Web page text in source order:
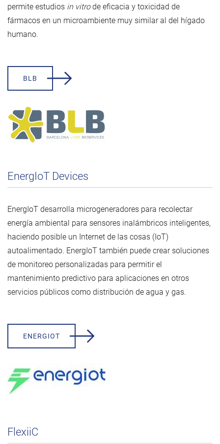
permite estudios in vitrode eficacia y toxicidad de
fármacos en un microambiente muy similar al del hígado
humano.
BLB
EnergIoT Devices
EnergIoT desarrolla microgeneradores para recolectar
energía ambiental para sensores inalámbricos inteligentes,
haciendo posible un Internet de las cosas (IoT)
autoalimentado. EnergIoT también puede crear soluciones
de monitoreo personalizadas para permitir el
mantenimiento predictivo para aplicaciones en otros
servicios públicos como distribución de agua y gas.
ENERGIOT
FlexiiC